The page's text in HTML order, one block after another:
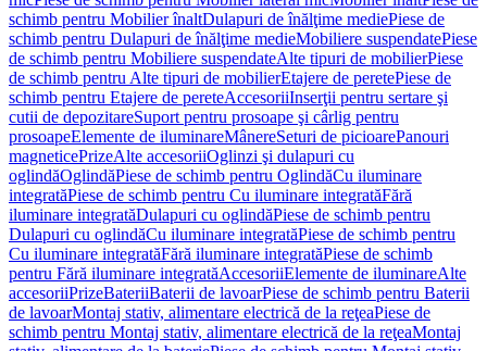
schimb pentru Mobilier înaltDulapuri de înălţime mediePiese de
schimb pentru Dulapuri de înălţime medieMobiliere suspendatePiese
de schimb pentru Mobiliere suspendateAlte tipuri de mobilierPiese
de schimb pentru Alte tipuri de mobilierEtajere de peretePiese de
schimb pentru Etajere de pereteAccesoriiInserţii pentru sertare şi
cutii de depozitareSuport pentru prosoape şi cârlig pentru
prosoapeElemente de iluminareMânereSeturi de picioarePanouri
magneticePrizeAlte accesoriiOglinzi şi dulapuri cu
oglindăOglindăPiese de schimb pentru OglindăCu iluminare
integratăPiese de schimb pentru Cu iluminare integratăFără
iluminare integratăDulapuri cu oglindăPiese de schimb pentru
Dulapuri cu oglindăCu iluminare integratăPiese de schimb pentru
Cu iluminare integratăFără iluminare integratăPiese de schimb
pentru Fără iluminare integratăAccesoriiElemente de iluminareAlte
accesoriiPrizeBateriiBaterii de lavoarPiese de schimb pentru Baterii
de lavoarMontaj stativ, alimentare electrică de la reţeaPiese de
schimb pentru Montaj stativ, alimentare electrică de la reţeaMontaj